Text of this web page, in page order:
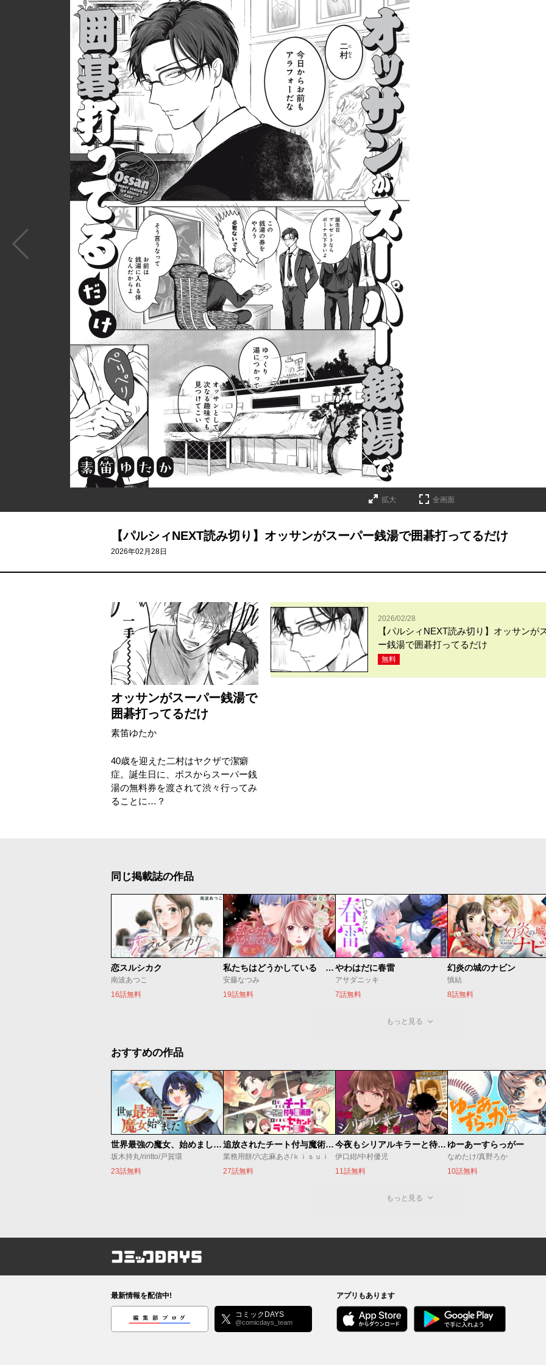
拡大 全画面
【パルシィNEXT読み切り】オッサンがスーパー銭湯で囲碁打ってるだけ
2026年02月28日
オッサンがスーパー銭湯で
囲碁打ってるだけ
素笛ゆたか
40歳を迎えた二村はヤクザで潔癖
症。誕生日に、ボスからスーパー銭
湯の無料券を渡されて渋々行ってみ
ることに…？
2026/02/28
【パルシィNEXT読み切り】オッサンが
ー銭湯で囲碁打ってるだけ
無料
同じ掲載誌の作品
恋スルシカク
南波あつこ
16話無料
私たちはどうかしている 妻恋い
安藤なつみ
19話無料
やわはだに春雷
アサダニッキ
7話無料
幻炎の城のナビン
慎結
8話無料
もっと見る
おすすめの作品
世界最強の魔女、始めました ～私だけ『攻略サイト』を見れる世界で自由に生きます～
坂木持丸/riritto/戸賀環
23話無料
追放されたチート付与魔術師は気ままなセカンドライフを謳歌する。 ～俺は武器だけじゃなく、あらゆるものに『強化ポイント』を付与できるし、俺の意思でいつでも効果を解除できるけど、残った人たち大丈夫？～
業務用餅/六志麻あさ/ｋｉｓｕｉ
27話無料
今夜もシリアルキラーと待ち合わせ
伊口紺/中村優児
11話無料
ゆーあーすらっがー
なめたけ/真野ろか
10話無料
もっと見る
コミックDAYS
最新情報を配信中!
編集部ブログ コミックDAYS
@comicdays_team
アプリもあります